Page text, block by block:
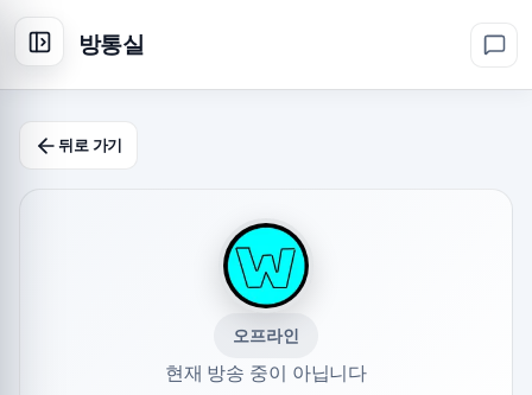
방통실
뒤로 가기
오프라인
현재 방송 중이 아닙니다